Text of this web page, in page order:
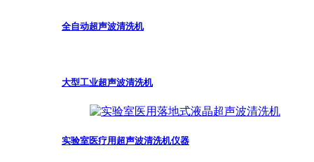
全自动超声波清洗机
大型工业超声波清洗机
实验室医疗用超声波清洗机仪器